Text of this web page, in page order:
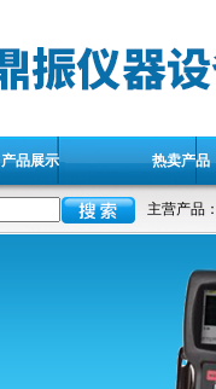
产品展示 热卖产品
主营产品